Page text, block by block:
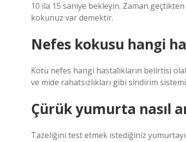
10 ila 15 saniye bekleyin. Zaman
kokunuz var demektir.
Nefes kokusu hangi
Kötü nefes hangi hastalıkların belirtisi
ve mide rahatsızlıkları gibi sindirim
Çürük yumurta nasıl
Tazeliğini test etmek istediğiniz